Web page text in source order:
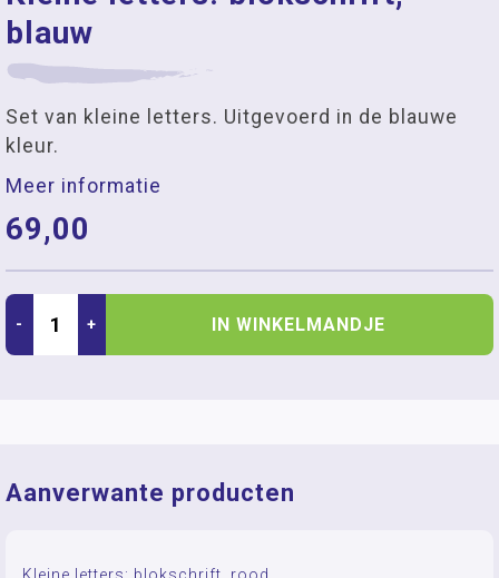
blauw
Set van kleine letters. Uitgevoerd in de blauwe
kleur.
Meer informatie
69,00
- + IN WINKELMANDJE
Aanverwante producten
Kleine letters: blokschrift, rood